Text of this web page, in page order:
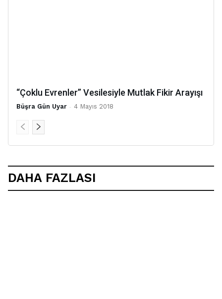
“Çoklu Evrenler” Vesilesiyle Mutlak Fikir Arayışı
Büşra Gün Uyar - 4 Mayıs 2018
DAHA FAZLASI